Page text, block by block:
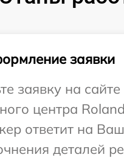
заявки
заявку на сайте
центра
ответит на
деталей